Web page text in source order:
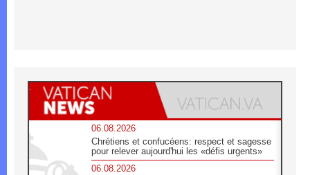
06.08.2026
Chrétiens et confucéens: respect et sagesse
pour relever aujourd'hui les «défis urgents»
06.08.2026